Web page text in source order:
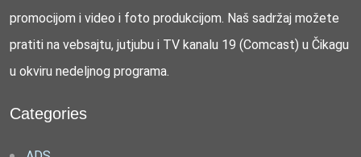
promocijom i video i foto produkcijom. Naš sadržaj možete
pratiti na vebsajtu, jutjubu i TV kanalu 19 (Comcast) u Čikagu
u okviru nedeljnog programa.
Categories